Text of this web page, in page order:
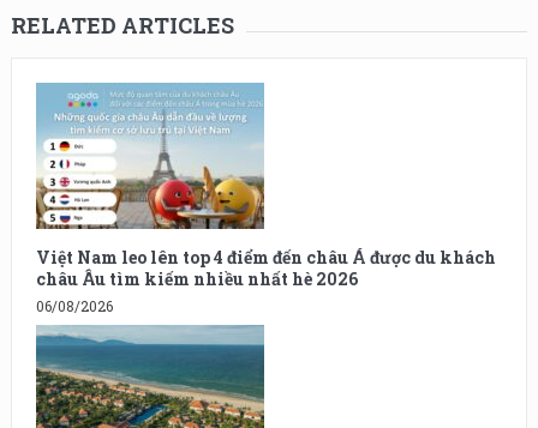
RELATED ARTICLES
Việt Nam leo lên top 4 điểm đến châu Á được du khách
châu Âu tìm kiếm nhiều nhất hè 2026
06/08/2026